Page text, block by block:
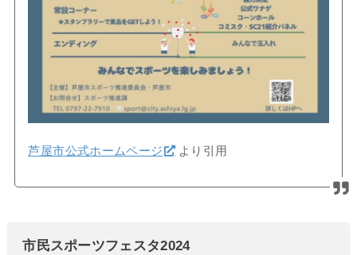
芦屋市公式ホームページ より引用
市民スポーツフェスタ2024